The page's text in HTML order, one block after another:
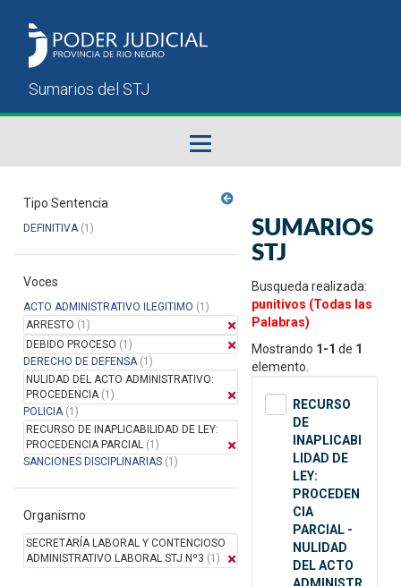
Sumarios del STJ
Manual del Usuario
Tipo Sentencia
DEFINITIVA(1)
Voces
ACTO ADMINISTRATIVO ILEGITIMO (1)
ARRESTO (1)
DEBIDO PROCESO (1)
DERECHO DE DEFENSA(1)
NULIDAD DEL ACTO ADMINISTRATIVO:
PROCEDENCIA(1)
POLICIA(1)
RECURSO DE INAPLICABILIDAD DE LEY:
PROCEDENCIA PARCIAL (1)
SANCIONES DISCIPLINARIAS (1)
Organismo
SECRETARÍA LABORAL Y CONTENCIOSO
ADMINISTRATIVO LABORAL STJ Nº3 (1)
SUMARIOS
STJ
Busqueda realizada:
punitivos (Todas las
Palabras)
Mostrando 1-1 de 1
elemento.
RECURSO
DE
INAPLICABI
LIDAD DE
LEY:
PROCEDEN
CIA
PARCIAL -
NULIDAD
DEL ACTO